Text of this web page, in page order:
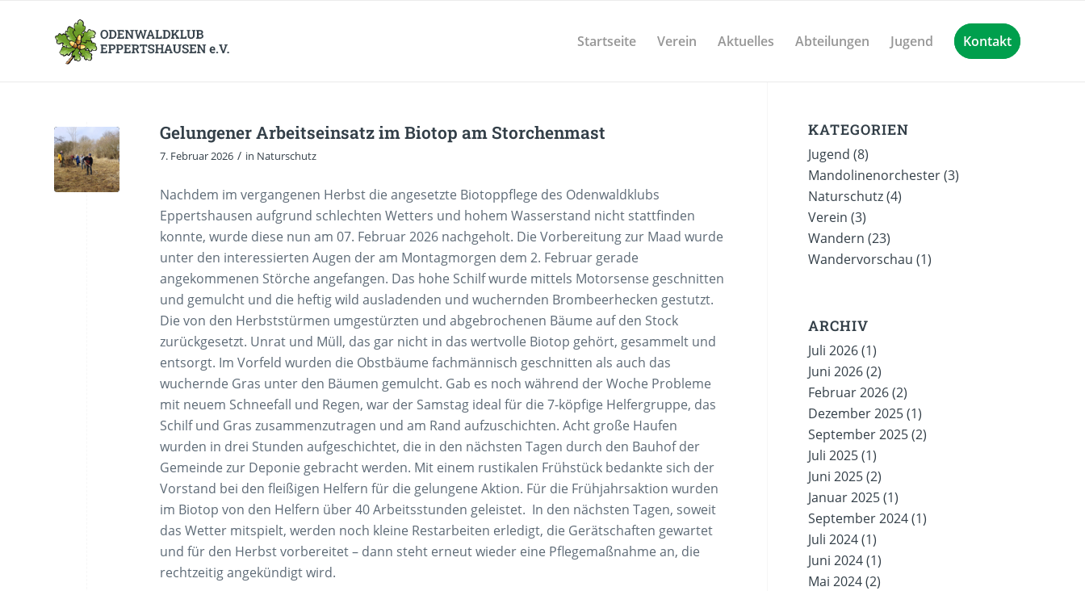
Startseite Verein Aktuelles Abteilungen Jugend Kontakt
Gelungener Arbeitseinsatz im Biotop am Storchenmast
7. Februar 2026 / in Naturschutz
Nachdem im vergangenen Herbst die angesetzte Biotoppflege des Odenwaldklubs
Eppertshausen aufgrund schlechten Wetters und hohem Wasserstand nicht stattfinden
konnte, wurde diese nun am 07. Februar 2026 nachgeholt. Die Vorbereitung zur Maad wurde
unter den interessierten Augen der am Montagmorgen dem 2. Februar gerade
angekommenen Störche angefangen. Das hohe Schilf wurde mittels Motorsense geschnitten
und gemulcht und die heftig wild ausladenden und wuchernden Brombeerhecken gestutzt.
Die von den Herbststürmen umgestürzten und abgebrochenen Bäume auf den Stock
zurückgesetzt. Unrat und Müll, das gar nicht in das wertvolle Biotop gehört, gesammelt und
entsorgt. Im Vorfeld wurden die Obstbäume fachmännisch geschnitten als auch das
wuchernde Gras unter den Bäumen gemulcht. Gab es noch während der Woche Probleme
mit neuem Schneefall und Regen, war der Samstag ideal für die 7-köpfige Helfergruppe, das
Schilf und Gras zusammenzutragen und am Rand aufzuschichten. Acht große Haufen
wurden in drei Stunden aufgeschichtet, die in den nächsten Tagen durch den Bauhof der
Gemeinde zur Deponie gebracht werden. Mit einem rustikalen Frühstück bedankte sich der
Vorstand bei den fleißigen Helfern für die gelungene Aktion. Für die Frühjahrsaktion wurden
im Biotop von den Helfern über 40 Arbeitsstunden geleistet. In den nächsten Tagen, soweit
das Wetter mitspielt, werden noch kleine Restarbeiten erledigt, die Gerätschaften gewartet
und für den Herbst vorbereitet – dann steht erneut wieder eine Pflegemaßnahme an, die
rechtzeitig angekündigt wird.
KATEGORIEN
Jugend (8)
Mandolinenorchester(3)
Naturschutz(4)
Verein (3)
Wandern (23)
Wandervorschau (1)
ARCHIV
Juli 2026(1)
Juni 2026(2)
Februar 2026(2)
Dezember 2025(1)
September 2025(2)
Juli 2025(1)
Juni 2025(2)
Januar 2025(1)
September 2024(1)
Juli 2024(1)
Juni 2024(1)
Mai 2024(2)